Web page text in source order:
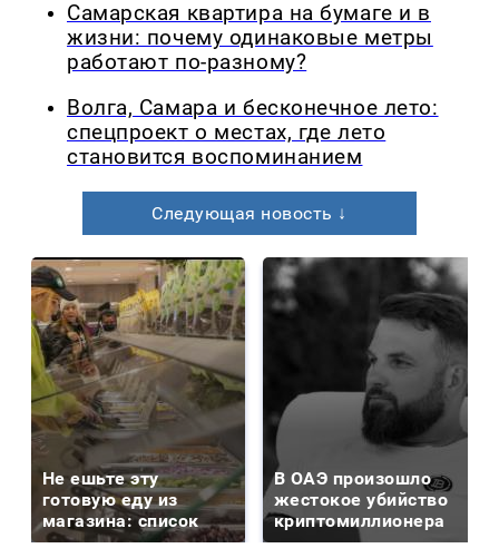
Самарская квартира на бумаге и в
жизни: почему одинаковые метры
работают по-разному?
Волга, Самара и бесконечное лето:
спецпроект о местах, где лето
становится воспоминанием
Следующая новость ↓
Не ешьте эту
готовую еду из
магазина: список
В ОАЭ произошло
жестокое убийство
криптомиллионера